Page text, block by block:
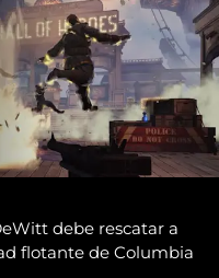
debe rescatar a
flotante de Columbia